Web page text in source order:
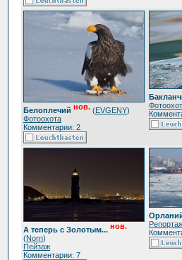
Белоплечий нов. (EVGENY)
Фотоохота
Комментарии: 2
А теперь с Золотым... нов.
(Norn)
Пейзаж
Комментарии: 7